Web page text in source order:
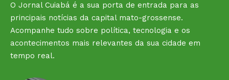
O Jornal Cuiabá é a sua porta de entrada para as
principais notícias da capital mato-grossense.
Acompanhe tudo sobre política, tecnologia e os
acontecimentos mais relevantes da sua cidade em
tempo real.